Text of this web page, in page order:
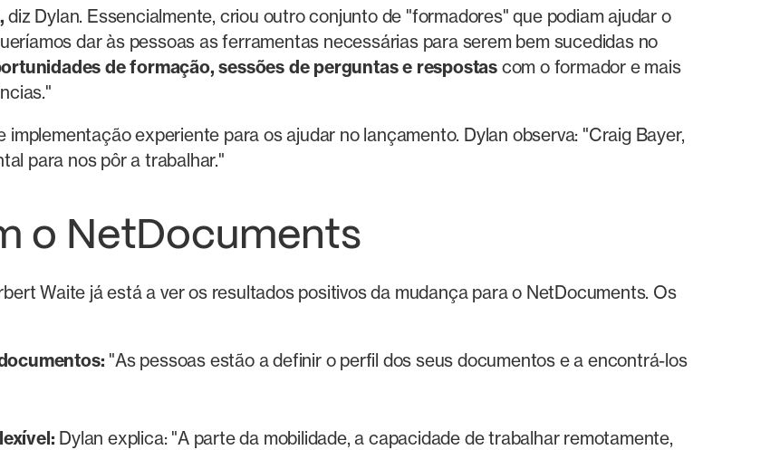
diz Dylan. Essencialmente, criou outro conjunto de "formadores" que podiam ajudar o
dar às pessoas as ferramentas necessárias para serem bem sucedidas no
de formação, sessões de perguntas e respostas com o formador e mais
experiente para os ajudar no lançamento. Dylan observa: "Craig Bayer,
para nos pôr a trabalhar."
o NetDocuments
Waite já está a ver os resultados positivos da mudança para o NetDocuments. Os
"As pessoas estão a definir o perfil dos seus documentos e a encontrá-los
Dylan explica: "A parte da mobilidade, a capacidade de trabalhar remotamente,